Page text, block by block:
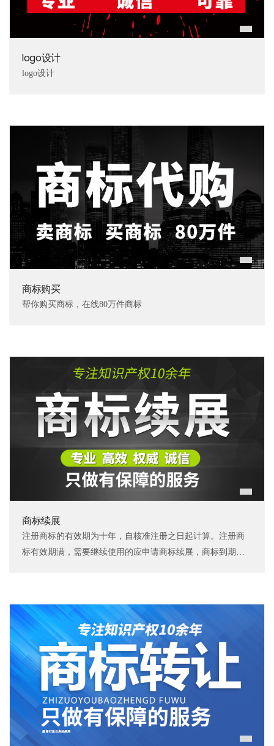
logo设计
logo设计
商标购买
帮你购买商标，在线80万件商标
商标续展
注册商标的有效期为十年，自核准注册之日起计算。注册商
标有效期满，需要继续使用的应申请商标续展，商标到期前